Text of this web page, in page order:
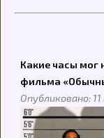
Какие часы мог
фильма
Опубликовано: